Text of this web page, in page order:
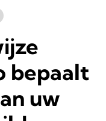
bepaalt
uw